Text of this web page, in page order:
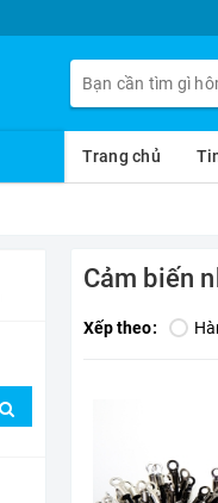
Trang chủ
Cảm biến
Xếp theo: